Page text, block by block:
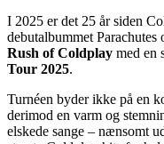
I 2025 er det 25 år siden
debutalbummet Parachutes
Rush of Coldplay med en
Tour 2025.
Turnéen byder ikke på en
derimod en varm og
elskede sange – nænsomt